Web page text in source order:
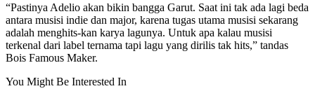
“Pastinya Adelio akan bikin bangga Garut. Saat ini tak ada lagi beda
antara musisi indie dan major, karena tugas utama musisi sekarang
adalah menghits-kan karya lagunya. Untuk apa kalau musisi
terkenal dari label ternama tapi lagu yang dirilis tak hits,” tandas
Bois Famous Maker.
You Might Be Interested In